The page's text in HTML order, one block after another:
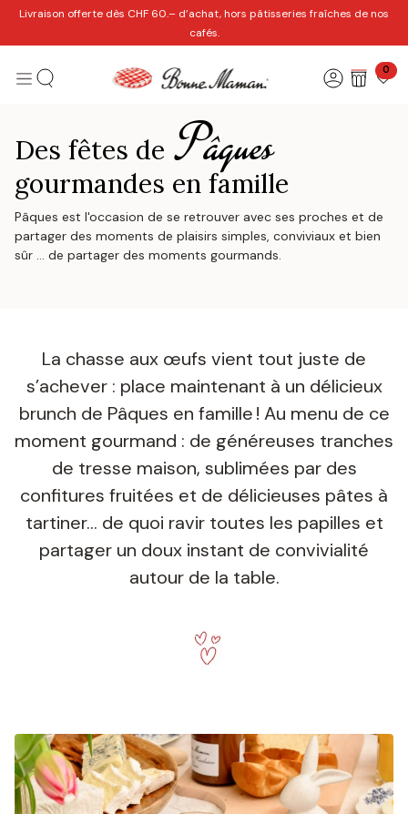
Se rendre au contenu
Livraison offerte dès CHF 60.– d’achat, hors pâtisseries fraîches de nos
cafés.
0
Des fêtes de Pâques
gourmandes en famille
Pâques est l'occasion de se retrouver avec ses proches et de
partager des moments de plaisirs simples, conviviaux et bien
sûr ... de partager des moments gourmands.
La chasse aux œufs vient tout juste de
s’achever : place maintenant à un délicieux
brunch de Pâques en famille ! Au menu de ce
moment gourmand : de généreuses tranches
de tresse maison, sublimées par des
confitures fruitées et de délicieuses pâtes à
tartiner… de quoi ravir toutes les papilles et
partager un doux instant de convivialité
autour de la table.